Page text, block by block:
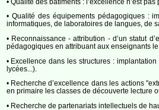
• Qualité des équipements pédagogiques :
informatiques, de laboratoires de langues, de
• Reconnaissance - attribution - d’un statut
pédagogiques en attribuant aux enseignants
• Excellence dans les structures :
lycées...).
• Recherche d’excellence dans les actions
en primaire les classes de découverte lecture
• Recherche de partenariats intellectuels de